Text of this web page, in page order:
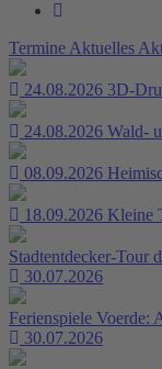
Termine Aktuelles
24.08.2026 3D-
24.08.2026 Wald-
08.09.2026
18.09.2026 Kleine
Stadtentdecker-Tour
30.07.2026
Ferienspiele Voerde:
30.07.2026